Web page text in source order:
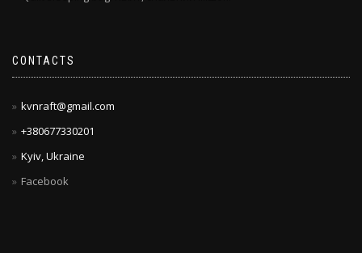
CONTACTS
kvnraft@gmail.com
+380677330201
Kyiv, Ukraine
Facebook